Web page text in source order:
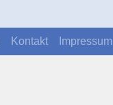
Kontakt Impressum